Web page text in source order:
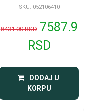
SKU: 052106410
8431.00 RSD 7587.9
RSD
DODAJ U
KORPU